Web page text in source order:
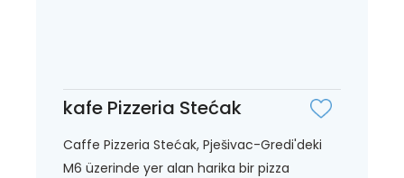
kafe Pizzeria Stećak
Caffe Pizzeria Stećak, Pješivac-Gredi'deki
M6 üzerinde yer alan harika bir pizza